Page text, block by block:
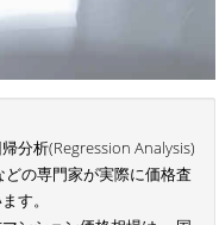
分析(Regression Analysis)
の専門家が実際に価格査
す。